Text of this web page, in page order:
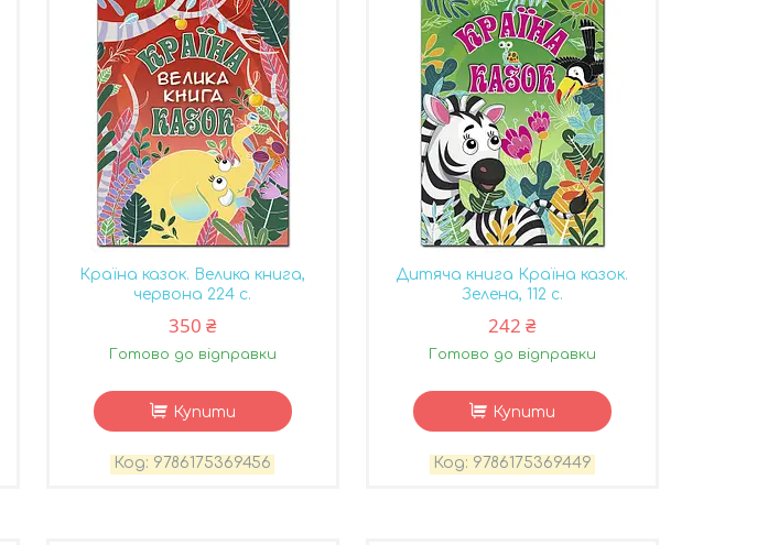
Країна казок. Велика книга,
червона 224 с.
350 ₴
Готово до відправки
Купити
9786175369456
Дитяча книга Країна казок.
Зелена, 112 с.
242 ₴
Готово до відправки
Купити
9786175369449